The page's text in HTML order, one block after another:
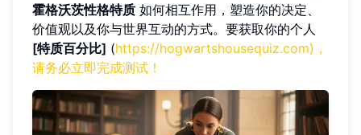
霍格沃茨性格特质 如何相互作用，塑造你的决定、
价值观以及你与世界互动的方式。要获取你的个人
[特质百分比] (https://hogwartshousequiz.com)，
请务必立即完成测试！